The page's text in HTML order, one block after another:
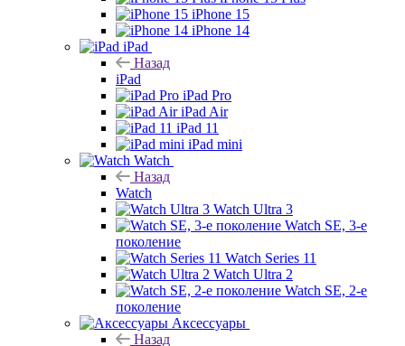
iPhone 15
iPhone 14
iPad
Назад
iPad
iPad Pro
iPad Air
iPad 11
iPad mini
Watch
Назад
Watch
Watch Ultra 3
Watch SE, 3-е
поколение
Watch Series 11
Watch Ultra 2
Watch SE, 2-е
поколение
Аксессуары
Назад